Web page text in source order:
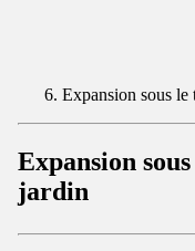
Expansion sous
Expansion
jardin